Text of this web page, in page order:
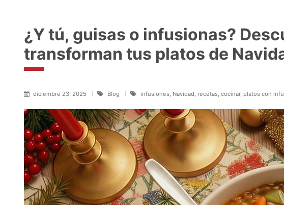
¿Y tú, guisas o infusionas?
transforman tus platos de
diciembre 23, 2025 Blog infusiones, Navidad, recetas, cocinar, platos con